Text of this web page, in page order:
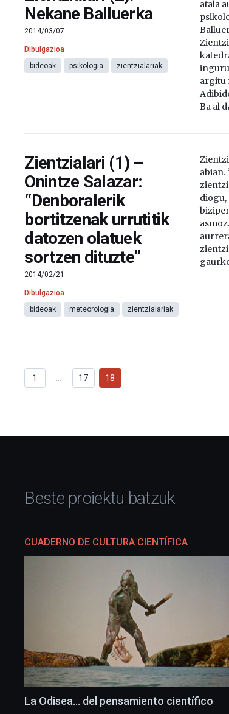
Nekane Balluerka
2014/03/07
Dibulgazioa
bideoak
psikologia zientzialariak
atala
argitu
Ba al
Zientzialari (1) –
Onintze Salazar:
“Denboralerik
bortitzenak urrutitik
datozen olatuek
sortzen dituzte”
2014/02/21
Dibulgazioa
bideoak
meteorologia zientzialariak
abian.
diogu,
1 17 18
Beste proiektu batzuk
CUADERNO DE CULTURA CIENTÍFICA
La Odisea… del pensamiento científico